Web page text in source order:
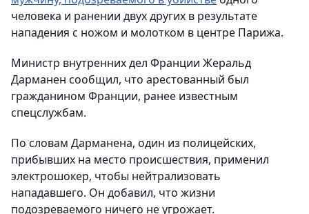
человека и ранении двух других в результате
нападения с ножом и молотком в центре Парижа.
Министр внутренних дел Франции Жеральд
Дарманен сообщил, что арестованный был
гражданином Франции, ранее известным
спецслужбам.
По словам Дарманена, один из полицейских,
прибывших на место происшествия, применил
электрошокер, чтобы нейтрализовать
нападавшего. Он добавил, что жизни
подозреваемого ничего не угрожает.